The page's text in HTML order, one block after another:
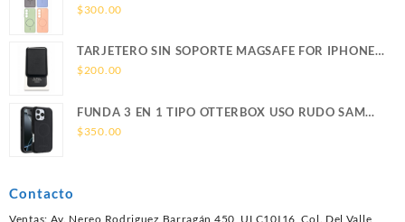
SOPORTE MAGNETICO SAMSUNG
$300.00
TARJETERO SIN SOPORTE MAGSAFE FOR IPHONE
LEATHER WALLET MAGSAFE
$200.00
FUNDA 3 EN 1 TIPO OTTERBOX USO RUDO SAM
S26 ULTRA SAMSUNG S26 ULTRA
$350.00
Contacto
Ventas: Av. Nereo Rodriguez Barragán 450, ULC10I16, Col. Del Valle,